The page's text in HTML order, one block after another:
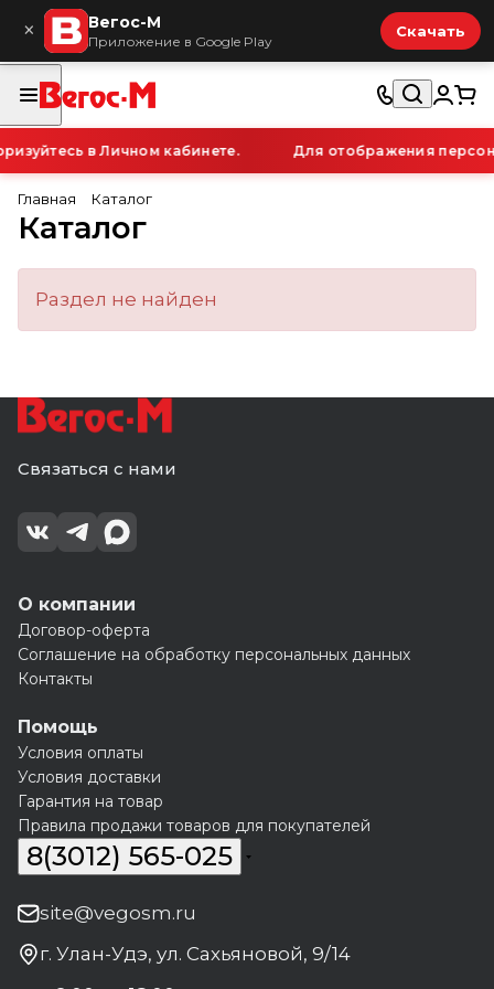
× Вегос-М
Приложение в Google Play
Скачать
в Личном кабинете. Для отображения
Главная Каталог
Каталог
Раздел не найден
Связаться с нами
О компании
Договор-оферта
Соглашение на обработку персональных данных
Контакты
Помощь
Условия оплаты
Условия доставки
Гарантия на товар
Правила продажи товаров для покупателей
8(3012) 565-025
site@vegosm.ru
г. Улан-Удэ, ул. Сахьяновой, 9/14